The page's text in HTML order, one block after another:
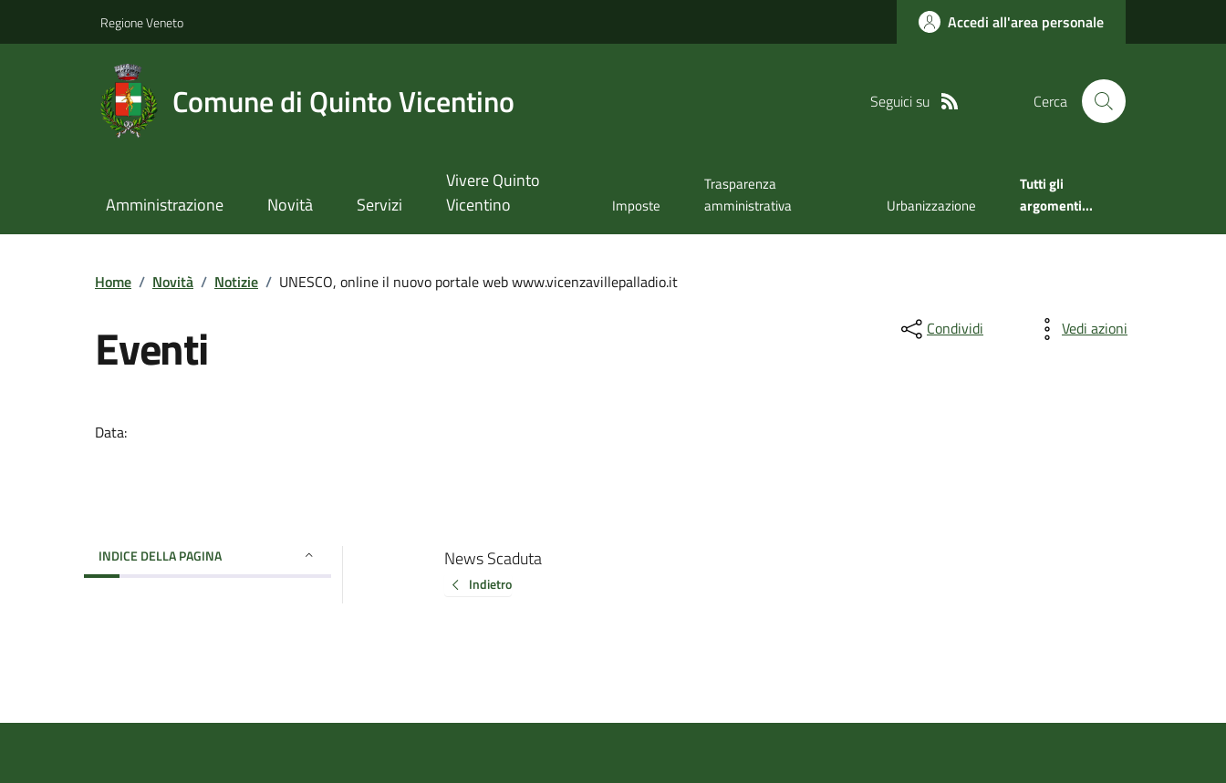
Regione Veneto Accedi all'area personale
Comune di Quinto Vicentino Seguici su Cerca
Amministrazione Novità Servizi
Vivere Quinto
Vicentino
Imposte
Trasparenza
amministrativa
Urbanizzazione
Tutti gli
argomenti...
Home / Novità / Notizie / UNESCO, online il nuovo portale web www.vicenzavillepalladio.it
Eventi
Data:
Condividi Vedi azioni
INDICE DELLA PAGINA News Scaduta
Indietro